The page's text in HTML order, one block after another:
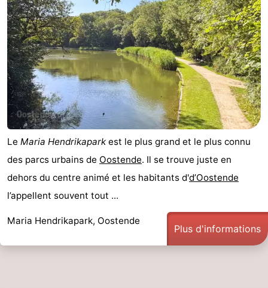
de
jeux
Aires
de
jeux
intérieures
-
Bowling
-
Parcours
de
mini-
Centres
de
bien-
Villages
&
Nature
-
Le Maria Hendrikapark est le plus grand et le plus connu
des parcs urbains de Oostende. Il se trouve juste en
dehors du centre animé et les habitants d'd’Oostende
l’appellent souvent tout ...
Maria Hendrikapark, Oostende
Plus d'informations